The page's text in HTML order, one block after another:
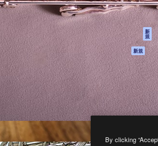
ストックコンテン
ツ
Claude/ChatGPT
向けMCP
新
規
エージェント 新規
API
モバイルアプリ
すべてのMagnificツ
ール
2026 Freepik Company S.L.U. 無断複写・転載を禁じます
By clicking